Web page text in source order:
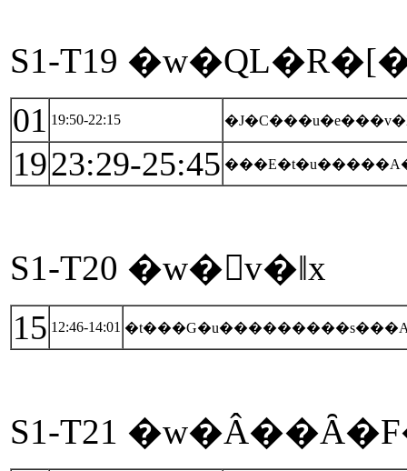
S1-T19
01 19:50-22:15
1923:29-25:45
S1-T20 �w�󒆗v�ǁx
15 12:46-14:01
S1-T21